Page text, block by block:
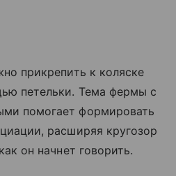
прикрепить к коляске
петельки. Тема фермы с
помогает формировать
расширяя кругозор
он начнет говорить.